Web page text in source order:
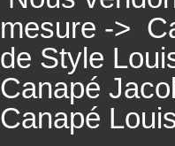
mesure ->
de Style
Canapé
Canapé